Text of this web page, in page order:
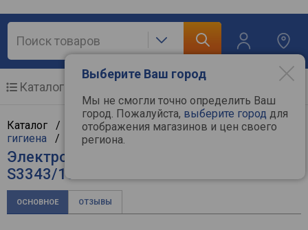
Выберите Ваш город
Мы не смогли точно определить Ваш
город. Пожалуйста, выберите город для
отображения магазинов и цен своего
региона.
Каталог
Каталог / Мелкая бытовая техника/ Красота и
гигиена / Электробритвы
Электробритва Philips Series 3000
S3343/13
ОСНОВНОЕ ОТЗЫВЫ